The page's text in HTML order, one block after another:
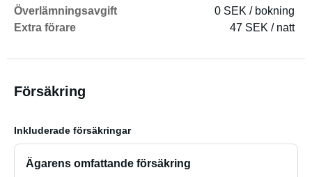
Överlämningsavgift
0 SEK / bokning
Extra förare
47 SEK / natt
Försäkring
Inkluderade försäkringar
Ägarens omfattande försäkring